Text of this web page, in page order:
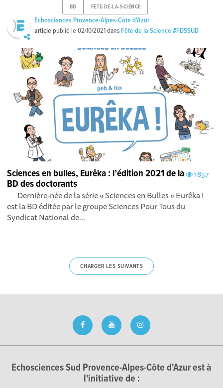
BD FETE-DE-LA-SCIENCE
Echosciences Provence-Alpes-Côte d'Azur
article publié le02/10/2021dans Fête de la Science #FDSSUD
1857
Sciences en bulles, Eurêka : l’édition 2021 de la
BD des doctorants
Dernière-née de la série « Sciences en Bulles » Eurêka !
est la BD éditée par le groupe Sciences Pour Tous du
Syndicat National de...
CHARGER LES SUIVANTS
Echosciences Sud Provence-Alpes-Côte d'Azur est à
l'initiative de :